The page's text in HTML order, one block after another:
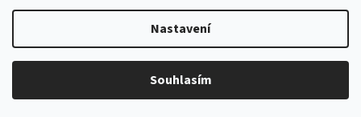
Nastavení
Souhlasím
Vytvořil Shoptet
INTERFOTO. Všechna práva vyhrazena.